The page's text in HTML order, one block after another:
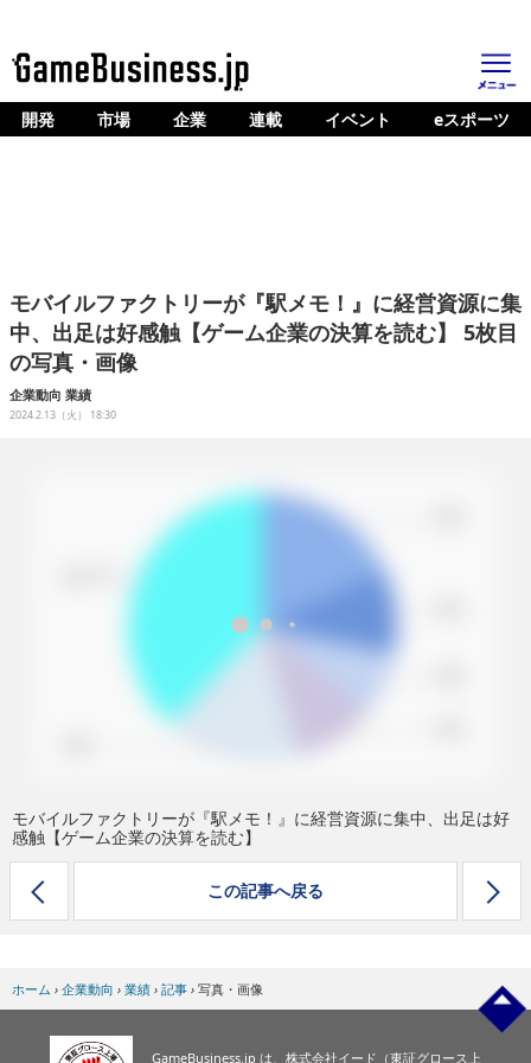
ホーム
企業動向
人材育成
産業政策
開発 市場 企業 連載 イベント eスポーツ
モバイルファクトリーが『駅メモ！』に経営資源に集
中、出足は好感触【ゲーム企業の決算を読む】 5枚目
の写真・画像
企業動向 業績
2024.2.13（火） 18:30
モバイルファクトリーが『駅メモ！』に経営資源に集中、出足は好
感触【ゲーム企業の決算を読む】
この記事へ戻る
ホーム › 企業動向 › 業績 › 記事 › 写真・画像
GameBusiness.jp は、株式会社イード（東証グロース上